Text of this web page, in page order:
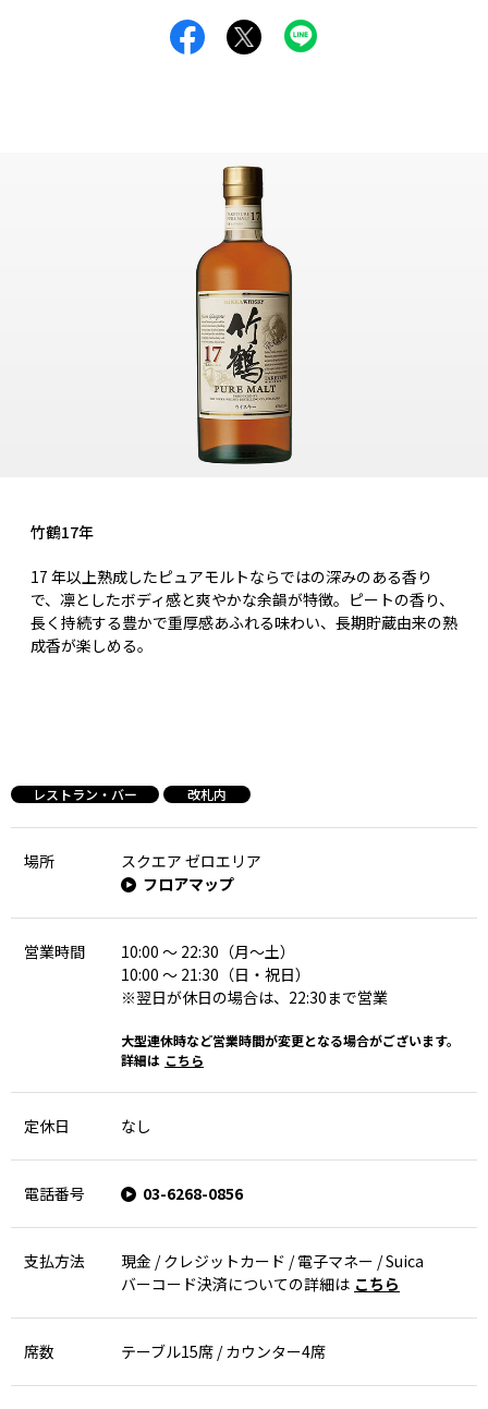
竹鶴17年
17 年以上熟成したピュアモルトならではの深みのある香り
で、凛としたボディ感と爽やかな余韻が特徴。ピートの香り、
長く持続する豊かで重厚感あふれる味わい、長期貯蔵由来の熟
成香が楽しめる。
レストラン・バー 改札内
場所
スクエア ゼロエリア
フロアマップ
営業時間
10:00 ～ 22:30（月～土）
10:00 ～ 21:30（日・祝日）
※翌日が休日の場合は、22:30まで営業
大型連休時など営業時間が変更となる場合がございます。
詳細は こちら
定休日 なし
電話番号 03-6268-0856
支払方法
現金 / クレジットカード / 電子マネー / Suica
バーコード決済についての詳細は こちら
席数 テーブル15席 / カウンター4席